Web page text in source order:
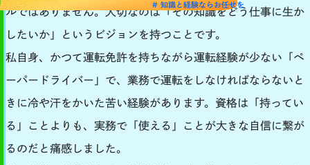
# 知識と経験ならお任せを
ルではありません。大切なのは「その知識をどう仕事に生か
したいか」というビジョンを持つことです。
私自身、かつて運転免許を持ちながら運転経験が少ない「ペ
ーパードライバー」で、業務で運転をしなければならないと
きに冷や汗をかいた苦い経験があります。資格は「持ってい
る」ことよりも、実務で「使える」ことが大きな自信に繋が
るのだと痛感しました。